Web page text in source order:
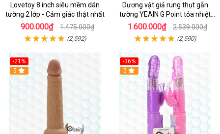
Lovetoy 8 inch siêu mềm dán
tường 2 lớp - Cảm giác thật nhất
900.000₫ 1.475.000₫
(2,592)
Dương vật giả rung thụt gắn
tường YEAIN G Point tỏa nhiệt
điều khiển từ xa
1.600.000₫ 2.539.000₫
(2,590)
-21%
Hot
5
-36%
Hot
5